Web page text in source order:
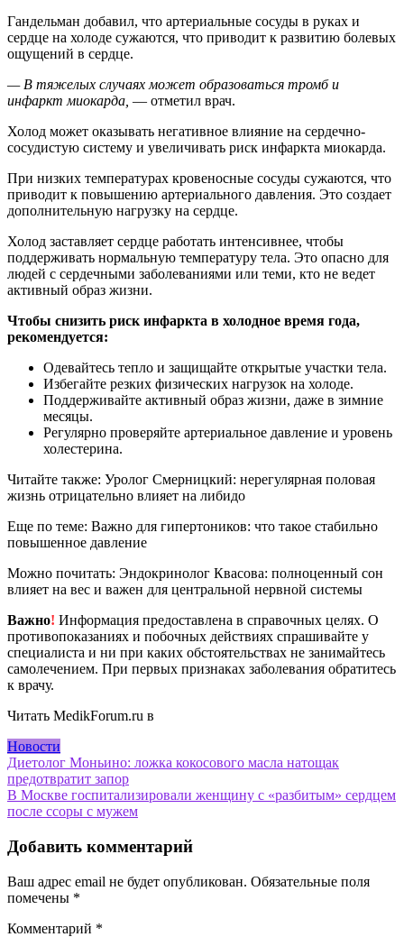
Гандельман добавил, что артериальные сосуды в руках и
сердце на холоде сужаются, что приводит к развитию болевых
ощущений в сердце.
— В тяжелых случаях может образоваться тромб и
инфаркт миокарда, — отметил врач.
Холод может оказывать негативное влияние на сердечно-
сосудистую систему и увеличивать риск инфаркта миокарда.
При низких температурах кровеносные сосуды сужаются, что
приводит к повышению артериального давления. Это создает
дополнительную нагрузку на сердце.
Холод заставляет сердце работать интенсивнее, чтобы
поддерживать нормальную температуру тела. Это опасно для
людей с сердечными заболеваниями или теми, кто не ведет
активный образ жизни.
Чтобы снизить риск инфаркта в холодное время года,
рекомендуется:
Одевайтесь тепло и защищайте открытые участки тела.
Избегайте резких физических нагрузок на холоде.
Поддерживайте активный образ жизни, даже в зимние
месяцы.
Регулярно проверяйте артериальное давление и уровень
холестерина.
Читайте также: Уролог Смерницкий: нерегулярная половая
жизнь отрицательно влияет на либидо
Еще по теме: Важно для гипертоников: что такое стабильно
повышенное давление
Можно почитать: Эндокринолог Квасова: полноценный сон
влияет на вес и важен для центральной нервной системы
Важно! Информация предоставлена в справочных целях. О
противопоказаниях и побочных действиях спрашивайте у
специалиста и ни при каких обстоятельствах не занимайтесь
самолечением. При первых признаках заболевания обратитесь
к врачу.
Читать MedikForum.ru в
Новости
Навигация
по
записям
Диетолог Моньино: ложка кокосового масла натощак
предотвратит запор
В Москве госпитализировали женщину с «разбитым» сердцем
после ссоры с мужем
Добавить комментарий
Ваш адрес email не будет опубликован. Обязательные поля
помечены *
Комментарий *